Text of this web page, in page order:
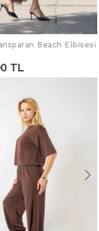
WARENKORB
Beach Elbisesi
TL